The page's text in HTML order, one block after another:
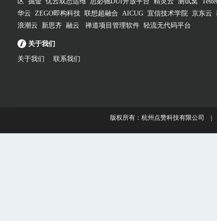
华云 ZEGO即构科技 联想超融合 AICUG 宜信技术学院 京东云
浪潮云
新思齐 融云 禅道项目管理软件 轻流无代码平台
关于我们
关于我们 联系我们
版权所有：杭州点赞科技有限公司